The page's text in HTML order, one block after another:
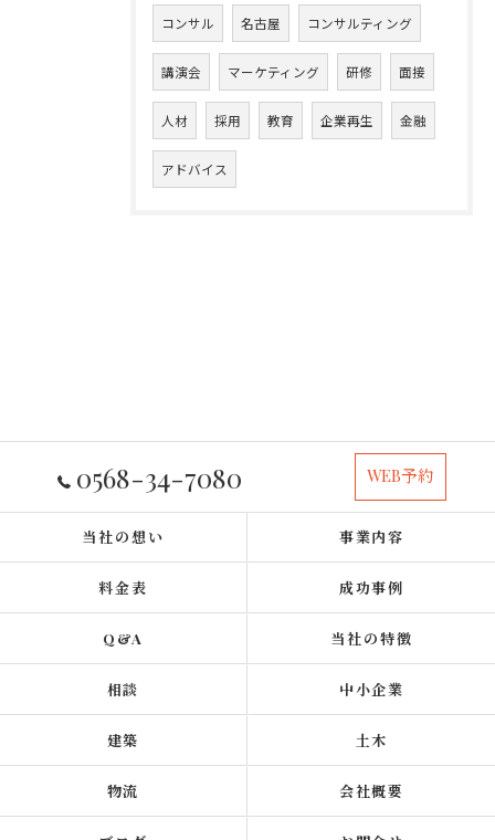
コンサル 名古屋 コンサルティング
講演会 マーケティング 研修 面接
人材 採用 教育 企業再生 金融
アドバイス
0568-34-7080 WEB予約
当社の想い 事業内容
料金表 成功事例
Q&A 当社の特徴
相談 中小企業
建築 土木
物流 会社概要